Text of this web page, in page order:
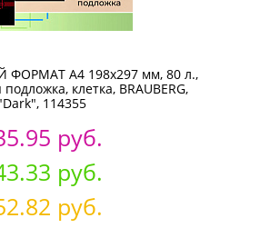
ФОРМАТ А4 198х297 мм, 80 л.,
клетка, BRAUBERG,
114355
руб.
руб.
руб.